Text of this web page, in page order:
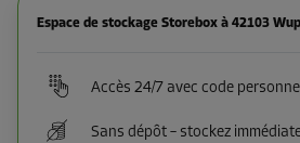
Espace de stockage Storebox à 42103
Accès 24/7 avec code personnel
Sans dépôt – stockez